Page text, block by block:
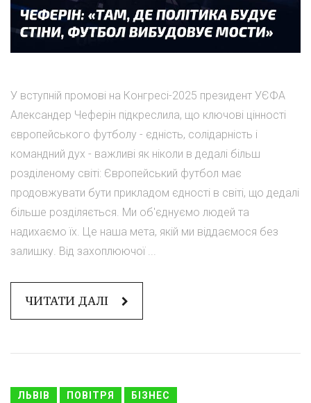
У вступній промові на Конгресі-2025 президент УЄФА
Александер Чеферін підкреслила, що ключові цінності
європейського футболу - єдність, солідарність і
командний дух - важливі як ніколи в дедалі більш
розділеному світі: Європейський футбол має
продовжувати бути прикладом єдності в світі, що дедалі
більше розділяється. Ми об'єднуємо людей та
надихаємо їх. Це наша мета, якій ми віддаємося без
залишку. Від захоплюючої ...
ЧИТАТИ ДАЛІ
ЛЬВІВ ПОВІТРЯ БІЗНЕС